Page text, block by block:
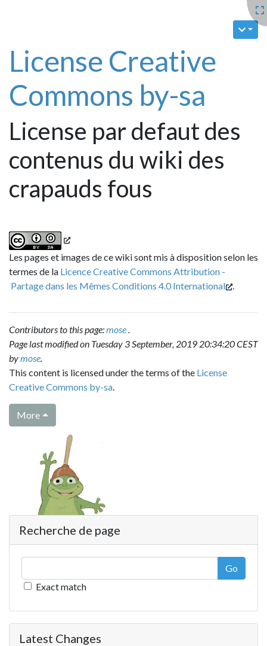
License Creative
Commons by-sa
License par defaut des
contenus du wiki des
crapauds fous
Les pages et images de ce wiki sont mis à disposition selon les
termes de la Licence Creative Commons Attribution -
Partage dans les Mêmes Conditions 4.0 International
.
Contributors to this page:mose
Page last modified on Tuesday 3 September, 2019 20:34:20 CEST
bymose
This content is licensed under the terms of the License
Creative Commons by-sa
More
Recherche de page
Go
Exact match
Latest Changes